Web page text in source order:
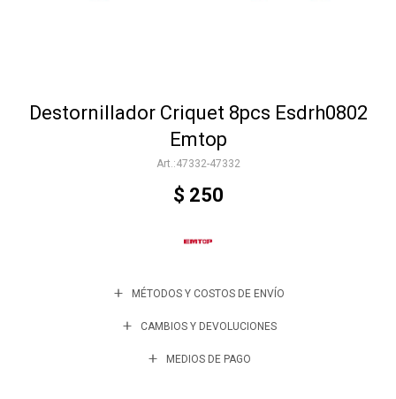
Destornillador Criquet 8pcs Esdrh0802
Emtop
47332-47332
$ 250
MÉTODOS Y COSTOS DE ENVÍO
CAMBIOS Y DEVOLUCIONES
MEDIOS DE PAGO
Varios